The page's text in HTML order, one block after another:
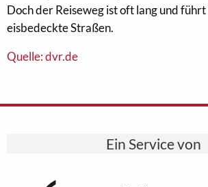
Doch der Reiseweg ist oft lang und
eisbedeckte Straßen.
Quelle: dvr.de
Ein Service von